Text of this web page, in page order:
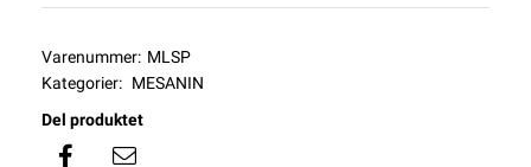
Varenummer: MLSP
Kategorier: MESANIN
Del produktet